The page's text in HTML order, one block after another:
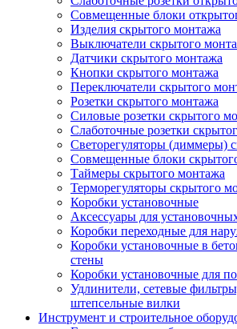
Совмещенные блоки
Изделия скрытого монтажа
Выключатели скрытого
Датчики скрытого монтажа
Кнопки скрытого монтажа
Переключатели скрытого
Розетки скрытого монтажа
Силовые розетки скрытого
Слаботочные розетки
Светорегуляторы (диммеры)
Совмещенные блоки
Таймеры скрытого монтажа
Терморегуляторы скрытого
Коробки установочные
Аксессуары для
Коробки переходные для
Коробки установочные в
стены
Коробки установочные для
Удлинители, сетевые
штепсельные вилки
Инструмент и строительное